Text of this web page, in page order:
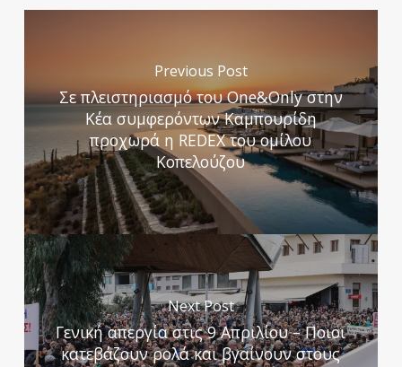
Previous Post
Σε πλειστηριασμό του One&Only στην
Κέα συμφερόντων Καμπουρίδη
προχωρά η REDEX του ομίλου
Κοπελούζου
Next Post
Γενική απεργία στις 9 Απριλίου – Ποιοι
κατεβάζουν ρολά και βγαίνουν στους